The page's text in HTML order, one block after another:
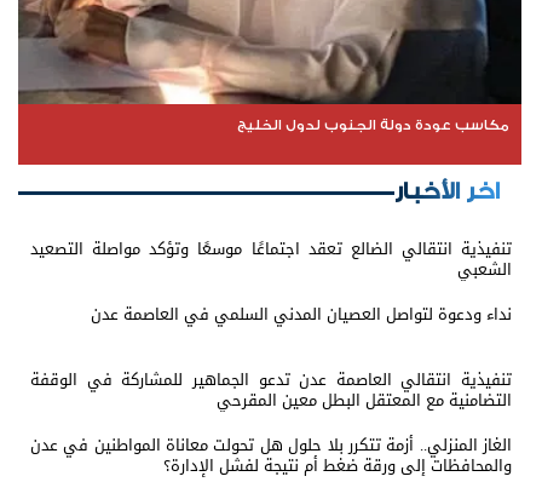
مكاسب عودة دولة الجنوب لدول الخليج
اخر الأخبار
تنفيذية انتقالي الضالع تعقد اجتماعًا موسعًا وتؤكد مواصلة التصعيد
الشعبي
نداء ودعوة لتواصل العصيان المدني السلمي في العاصمة عدن
تنفيذية انتقالي العاصمة عدن تدعو الجماهير للمشاركة في الوقفة
التضامنية مع المعتقل البطل معين المقرحي
الغاز المنزلي.. أزمة تتكرر بلا حلول هل تحولت معاناة المواطنين في عدن
والمحافظات إلى ورقة ضغط أم نتيجة لفشل الإدارة؟